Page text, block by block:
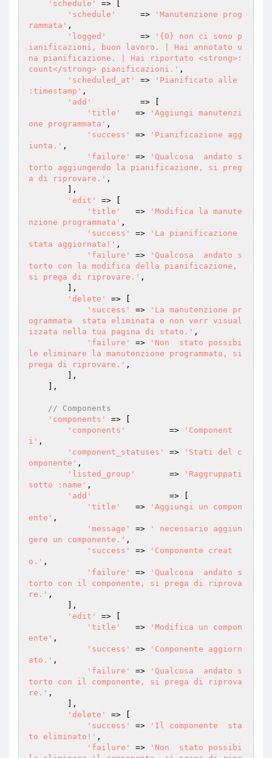
'schedule'
=> [
'schedule'
     =>
'Manutenzione prog
rammata' ,
'logged'
       =>
'{0} non ci sono p
ianificazioni, buon lavoro. | Hai annotato u
na pianificazione. | Hai riportato <strong>:
count</strong> pianificazioni.' ,
'scheduled_at'
=>
'Pianificato alle
:timestamp' ,
'add'
          => [
'title'
   =>
'Aggiungi manutenzi
one programmata' ,
'success'
=>
'Pianificazione agg
iunta.' ,
'failure'
=>
'Qualcosa  andato s
torto aggiungendo la pianificazione, si preg
a di riprovare.' ,
'edit'
=> [
'title'
   =>
'Modifica la manute
nzione programmata' ,
'success'
=>
'La pianificazione
stata aggiornata!' ,
'failure'
=>
'Qualcosa  andato s
torto con la modifica della pianificazione,
si prega di riprovare.' ,
'delete'
=> [
'success'
=>
'La manutenzione pr
ogrammata  stata eliminata e non verr visual
izzata nella tua pagina di stato.' ,
'failure'
=>
'Non  stato possibi
le eliminare la manutenzione programmata, si
prega di riprovare.' ,
// Components
'components'
=> [
'components'
         =>
'Component
i' ,
'component_statuses'
=>
'Stati del c
omponente' ,
'listed_group'
       =>
'Raggruppati
sotto :name' ,
'add'
                => [
'title'
   =>
'Aggiungi un compon
ente' ,
'message'
=>
' necessario aggiun
gere un componente.' ,
'success'
=>
'Componente creat
o.' ,
'failure'
=>
'Qualcosa  andato s
torto con il componente, si prega di riprova
re.' ,
'edit'
=> [
'title'
   =>
'Modifica un compon
ente' ,
'success'
=>
'Componente aggiorn
ato.' ,
'failure'
=>
'Qualcosa  andato s
torto con il componente, si prega di riprova
re.' ,
'delete'
=> [
'success'
=>
'Il componente  sta
to eliminato!' ,
'failure'
=>
'Non  stato possibi